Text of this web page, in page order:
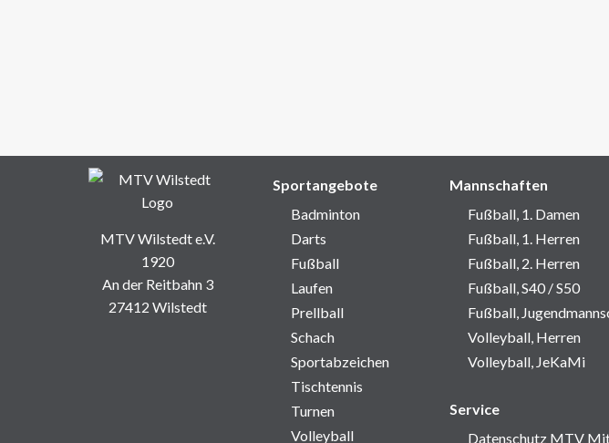
MTV Wilstedt e.V.
1920
An der Reitbahn 3
27412 Wilstedt
Sportangebote
Badminton
Darts
Fußball
Laufen
Prellball
Schach
Sportabzeichen
Tischtennis
Turnen
Volleyball
Mannschaften
Fußball, 1. Damen
Fußball, 1. Herren
Fußball, 2. Herren
Fußball, S40 / S50
Fußball,
Volleyball, Herren
Volleyball, JeKaMi
Service
Datenschutz MTV